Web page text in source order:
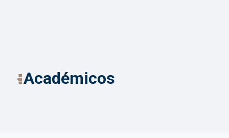
Académicos